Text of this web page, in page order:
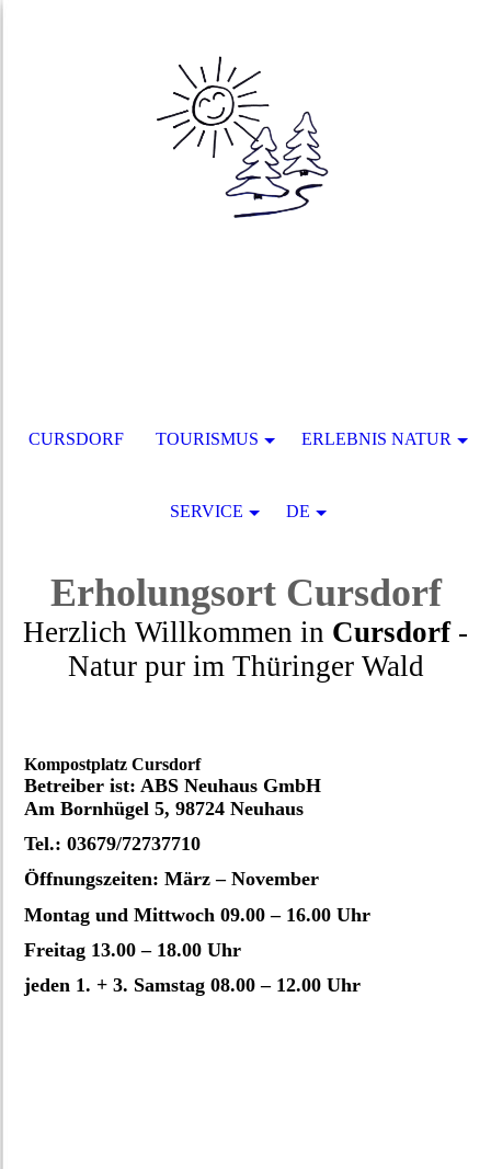
ErholungsortCursdorf
Herzlich Willkommen in Cursdorf-
Natur purim Thüringer Wald
Kompostplatz Cursdorf
Betreiber ist: ABS Neuhaus GmbH
Am Bornhügel 5, 98724 Neuhaus
Tel.: 03679/72737710
Öffnungszeiten: März – November
Montag und Mittwoch 09.00 – 16.00 Uhr
Freitag 13.00 – 18.00 Uhr
jeden 1. + 3. Samstag 08.00 – 12.00 Uhr
CURSDORF TOURISMUS ERLEBNIS NATUR
SERVICE DE